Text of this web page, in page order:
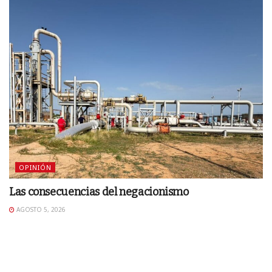
OPINIÓN
Las consecuencias del negacionismo
AGOSTO 5, 2026